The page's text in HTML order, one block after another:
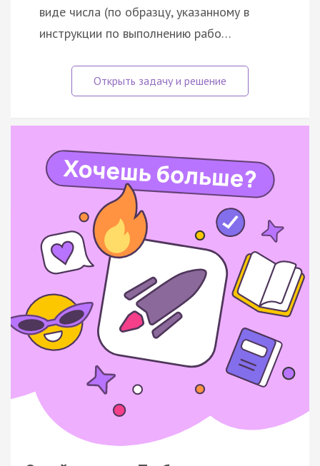
виде числа (по образцу, указанному в
инструкции по выполнению рабо…